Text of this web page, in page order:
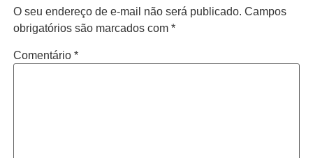
O seu endereço de e-mail não será publicado. Campos
obrigatórios são marcados com *
Comentário *